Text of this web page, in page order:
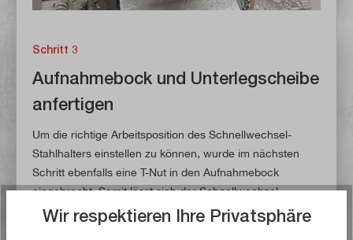
Schritt 3
Aufnahmebock und Unterlegscheibe
anfertigen
Um die richtige Arbeitsposition des Schnellwechsel-
Stahlhalters einstellen zu können, wurde im nächsten
Schritt ebenfalls eine T-Nut in den Aufnahmebock
eingebracht. Somit lässt sich der Schnellwechsel-
Stahlhalter nach dem System "Multifix" in der X- und Y-
Achse verschieben.
Wir respektieren Ihre Privatsphäre